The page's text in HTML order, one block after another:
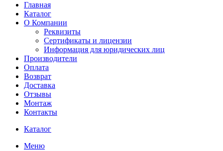
Главная
Каталог
О Компании
Реквизиты
Сертификаты и лицензии
Информация для юридических лиц
Производители
Оплата
Возврат
Доставка
Отзывы
Монтаж
Контакты
Каталог
Меню